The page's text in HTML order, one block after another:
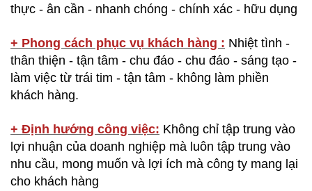
thực - ân cần - nhanh chóng - chính xác - hữu dụng
+ Phong cách phục vụ khách hàng : Nhiệt tình -
thân thiện - tận tâm - chu đáo - chu đáo - sáng tạo -
làm việc từ trái tim - tận tâm - không làm phiền
khách hàng.
+ Định hướng công việc: Không chỉ tập trung vào
lợi nhuận của doanh nghiệp mà luôn tập trung vào
nhu cầu, mong muốn và lợi ích mà công ty mang lại
cho khách hàng